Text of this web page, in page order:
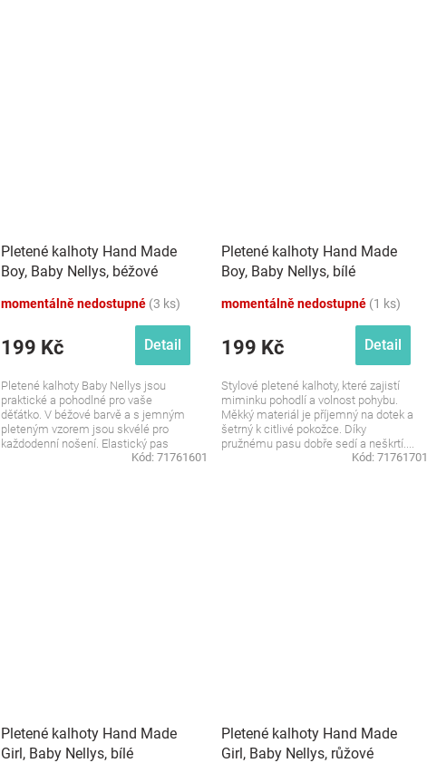
Pletené kalhoty Hand Made
Boy, Baby Nellys, béžové
momentálně nedostupné (3 ks)
199 Kč Detail
Pletené kalhoty Baby Nellys jsou
praktické a pohodlné pro vaše
děťátko. V béžové barvě a s jemným
pleteným vzorem jsou skvélé pro
každodenní nošení. Elastický pas
Kód: 71761601
Pletené kalhoty Hand Made
Boy, Baby Nellys, bílé
momentálně nedostupné (1 ks)
199 Kč Detail
Stylové pletené kalhoty, které zajistí
miminku pohodlí a volnost pohybu.
Měkký materiál je příjemný na dotek a
šetrný k citlivé pokožce. Díky
pružnému pasu dobře sedí a neškrtí....
Kód: 71761701
Pletené kalhoty Hand Made
Girl, Baby Nellys, bílé
Pletené kalhoty Hand Made
Girl, Baby Nellys, růžové